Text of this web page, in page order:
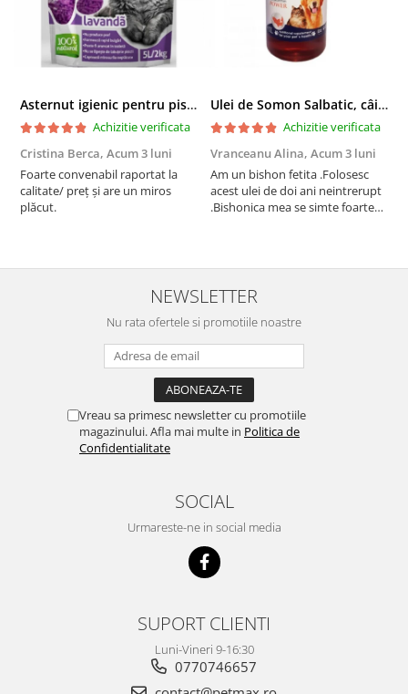
Asternut igienic pentru pisici Tofu Lavanda, Mon Petit 5 l
Achizitie verificata
Cristina Berca, Acum 3 luni
Foarte convenabil raportat la
calitate/ preț și are un miros
plăcut.
Ulei de Somon Salbatic, câini și pisici, piele si blană, BEST4PETS, 1l
Achizitie verificata
Vranceanu Alina, Acum 3 luni
Am un bishon fetita .Folosesc
acest ulei de doi ani neintrerupt
.Bishonica mea se simte foarte
recomand cu mult drag !
NEWSLETTER
Nu rata ofertele si promotiile noastre
Vreau sa primesc newsletter cu promotiile
magazinului. Afla mai multe in Politica de
Confidentialitate
SOCIAL
Urmareste-ne in social media
SUPORT CLIENTI
Luni-Vineri 9-16:30
0770746657